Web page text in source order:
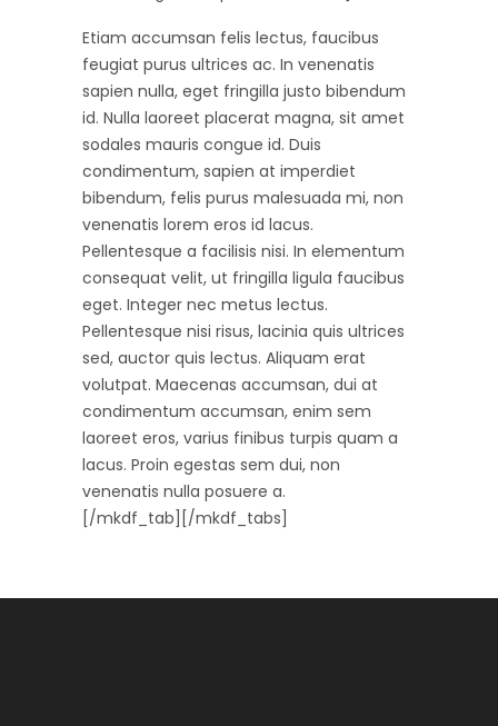
Etiam accumsan felis lectus, faucibus
feugiat purus ultrices ac. In venenatis
sapien nulla, eget fringilla justo bibendum
id. Nulla laoreet placerat magna, sit amet
sodales mauris congue id. Duis
condimentum, sapien at imperdiet
bibendum, felis purus malesuada mi, non
venenatis lorem eros id lacus.
Pellentesque a facilisis nisi. In elementum
consequat velit, ut fringilla ligula faucibus
eget. Integer nec metus lectus.
Pellentesque nisi risus, lacinia quis ultrices
sed, auctor quis lectus. Aliquam erat
volutpat. Maecenas accumsan, dui at
condimentum accumsan, enim sem
laoreet eros, varius finibus turpis quam a
lacus. Proin egestas sem dui, non
venenatis nulla posuere a.
[/mkdf_tab][/mkdf_tabs]